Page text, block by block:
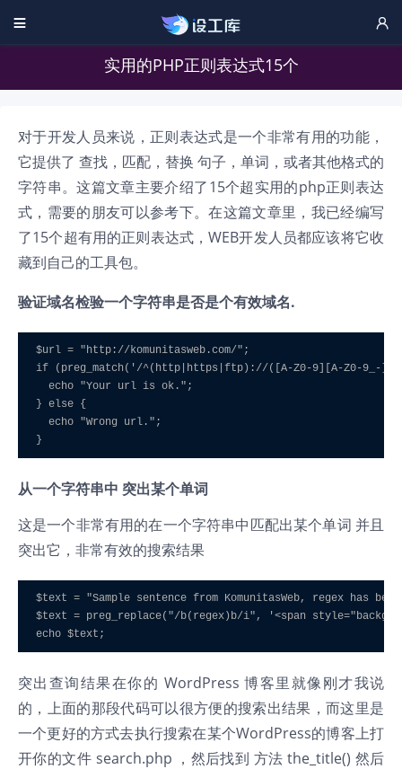
 
实用的PHP正则表达式15个
对于开发人员来说，正则表达式是一个非常有用的功能，
它提供了 查找，匹配，替换 句子，单词，或者其他格式的
字符串。这篇文章主要介绍了15个超实用的php正则表达
式，需要的朋友可以参考下。在这篇文章里，我已经编写
了15个超有用的正则表达式，WEB开发人员都应该将它收
藏到自己的工具包。
验证域名检验一个字符串是否是个有效域名.
$url = "http://komunitasweb.com/";
if (preg_match('/^(http|https|ftp)://([A-Z0-9][A-Z0-9_-
  echo "Your url is ok.";
} else {
  echo "Wrong url.";
}
从一个字符串中 突出某个单词
这是一个非常有用的在一个字符串中匹配出某个单词 并且
突出它，非常有效的搜索结果
$text = "Sample sentence from KomunitasWeb, regex has
$text = preg_replace("/b(regex)b/i", '<span
突出查询结果在你的 WordPress 博客里就像刚才我说
的，上面的那段代码可以很方便的搜索出结果，而这里是
一个更好的方式去执行搜索在某个WordPress的博客上打
开你的文件 search.php ，然后找到 方法 the_title() 然后